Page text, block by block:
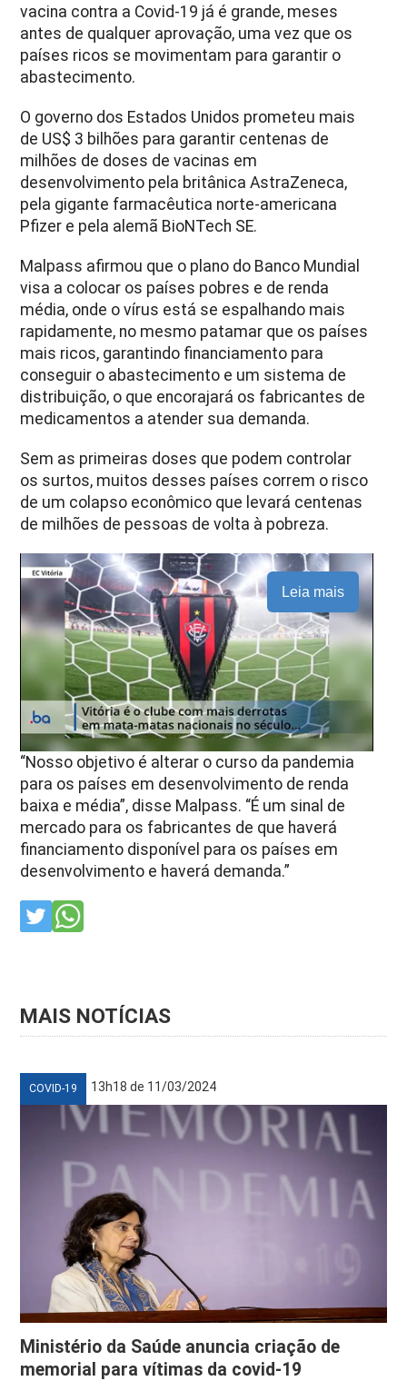
vacina contra a Covid-19 já é grande, meses
antes de qualquer aprovação, uma vez que os
países ricos se movimentam para garantir o
abastecimento.
O governo dos Estados Unidos prometeu mais
de US$ 3 bilhões para garantir centenas de
milhões de doses de vacinas em
desenvolvimento pela britânica AstraZeneca,
pela gigante farmacêutica norte-americana
Pfizer e pela alemã BioNTech SE.
Malpass afirmou que o plano do Banco Mundial
visa a colocar os países pobres e de renda
média, onde o vírus está se espalhando mais
rapidamente, no mesmo patamar que os países
mais ricos, garantindo financiamento para
conseguir o abastecimento e um sistema de
distribuição, o que encorajará os fabricantes de
medicamentos a atender sua demanda.
Sem as primeiras doses que podem controlar
os surtos, muitos desses países correm o risco
de um colapso econômico que levará centenas
de milhões de pessoas de volta à pobreza.
Leia mais
“Nosso objetivo é alterar o curso da pandemia
para os países em desenvolvimento de renda
baixa e média”, disse Malpass. “É um sinal de
mercado para os fabricantes de que haverá
financiamento disponível para os países em
desenvolvimento e haverá demanda.”
MAIS NOTÍCIAS
COVID-19 13h18 de 11/03/2024
Ministério da Saúde anuncia criação de
memorial para vítimas da covid-19